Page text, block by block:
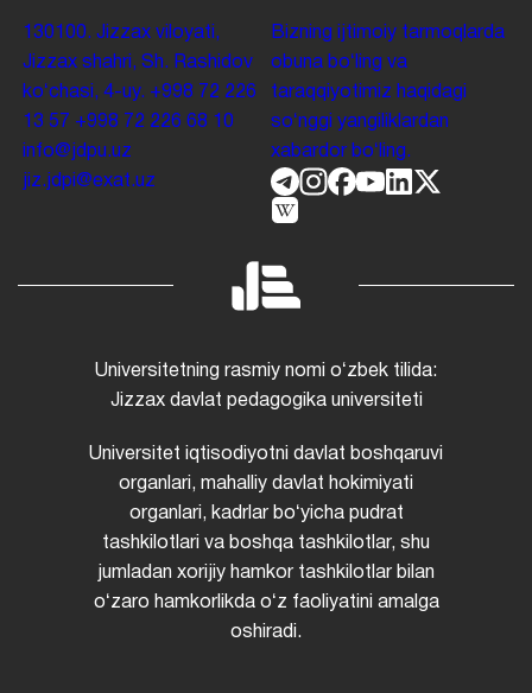
130100. Jizzax viloyati,
Jizzax shahri, Sh. Rashidov
koʻchasi, 4-uy. +998 72 226
13 57 +998 72 226 68 10
info@jdpu.uz
jiz.jdpi@exat.uz
Bizning ijtimoiy tarmoqlarda
obuna boʻling va
taraqqiyotimiz haqidagi
soʻnggi yangiliklardan
xabardor boʻling.
Universitetning rasmiy nomi oʻzbek tilida:
Jizzax davlat pedagogika universiteti
Universitet iqtisodiyotni davlat boshqaruvi
organlari, mahalliy davlat hokimiyati
organlari, kadrlar boʻyicha pudrat
tashkilotlari va boshqa tashkilotlar, shu
jumladan xorijiy hamkor tashkilotlar bilan
oʻzaro hamkorlikda oʻz faoliyatini amalga
oshiradi.